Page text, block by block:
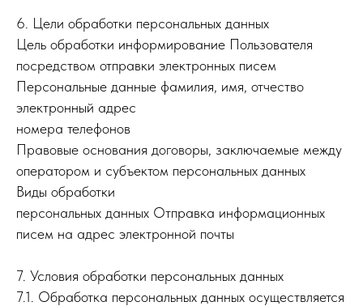
6. Цели обработки персональных данных
Цель обработки информирование Пользователя
посредством отправки электронных писем
Персональные данные фамилия, имя, отчество
электронный адрес
номера телефонов
Правовые основания договоры, заключаемые между
оператором и субъектом персональных данных
Виды обработки
персональных данных Отправка информационных
писем на адрес электронной почты
7. Условия обработки персональных данных
7.1. Обработка персональных данных осуществляется